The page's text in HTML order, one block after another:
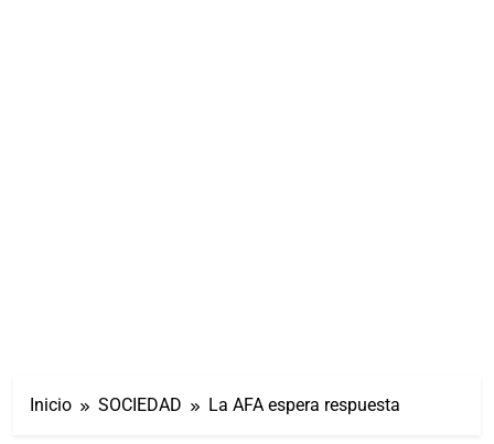
Inicio SOCIEDAD La AFA espera respuesta